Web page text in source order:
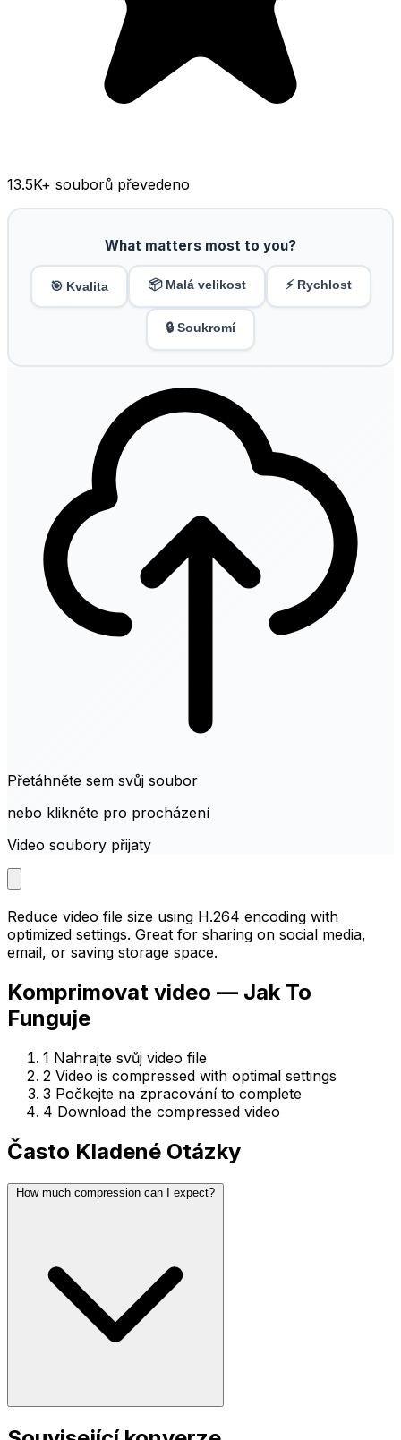
13.5K+ souborů převedeno
What matters most to you?
🎯 Kvalita 📦 Malá velikost ⚡ Rychlost
🔒 Soukromí
Přetáhněte sem svůj soubor
nebo klikněte pro procházení
Video soubory přijaty
Reduce video file size using H.264 encoding with
optimized settings. Great for sharing on social media,
email, or saving storage space.
Komprimovat video — Jak To
Funguje
1 Nahrajte svůj video file
2 Video is compressed with optimal settings
3 Počkejte na zpracování to complete
4 Download the compressed video
Často Kladené Otázky
How much compression can I expect?